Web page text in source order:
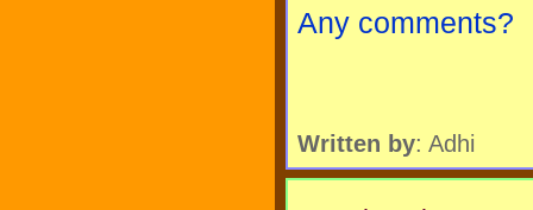
Any comments?
Written by: Adhi